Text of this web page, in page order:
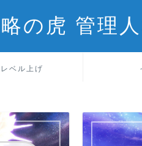
の虎 管理
ベル上げ